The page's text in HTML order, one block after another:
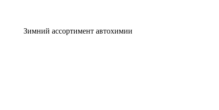
Зимний ассортимент автохимии